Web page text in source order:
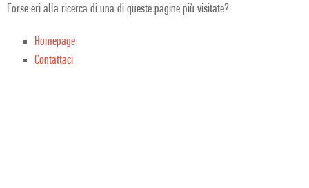
Forse eri alla ricerca di una di queste pagine più visitate?
Homepage
Contattaci